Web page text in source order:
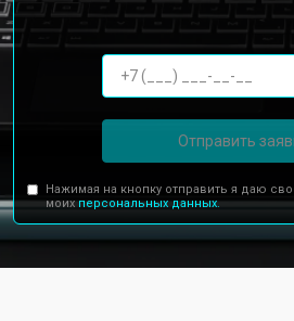
Отправить
Нажимая на кнопку отправить я даю
моихперсональных данных.